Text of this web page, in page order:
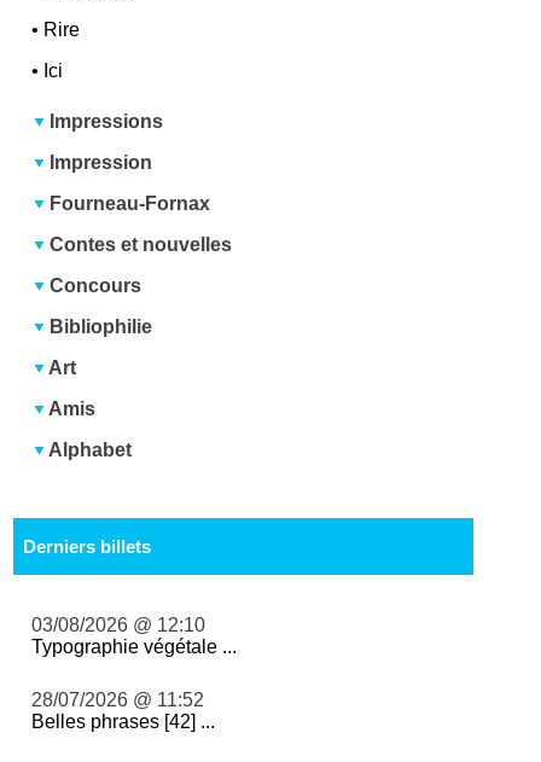
• Rire
• Ici
Impressions
Impression
Fourneau-Fornax
Contes et nouvelles
Concours
Bibliophilie
Art
Amis
Alphabet
Derniers billets
03/08/2026 @ 12:10
Typographie végétale ...
28/07/2026 @ 11:52
Belles phrases [42] ...